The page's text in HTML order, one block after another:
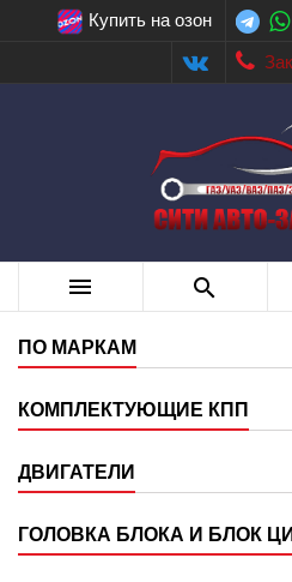
Купить на озон
 
ПО МАРКАМ
КОМПЛЕКТУЮЩИЕ КПП
ДВИГАТЕЛИ
ГОЛОВКА БЛОКА И БЛОК